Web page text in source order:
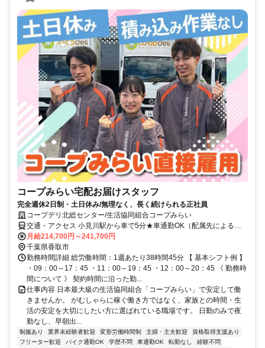
コープみらい宅配お届けスタッフ
完全週休2日制・土日休み/無理なく、長く続けられる正社員
コープデリ北総センター/生活協同組合コープみらい
交通・アクセス 小見川駅から車で5分★車通勤OK（配属先による）
※配属先は、入職時期や各センターの人員状況を踏まえ、本人の希望
を考慮した上で、募集場所を含む通勤可能な範囲のセンターから決定
します。
月給214,700円～241,700円
千葉県香取市
勤務時間詳細 総労働時間：1週あたり38時間45分 【 基本シフト例 】
・09：00～17：45 ・11：00～19：45 ・12：00～20：45 《 勤務時
間について 》 契約時間に沿った勤...
仕事内容 日本最大級の生活協同組合「コープみらい」で安定して働
きませんか。 がむしゃらに稼ぐ働き方ではなく、家族との時間・生
活の安定を大切にしたい方に選ばれている職場です。 日勤のみで夜
勤なし、早朝出...
制服あり 業界未経験者歓迎 変形労働時間制 主婦・主夫歓迎
資格取得支援あり
フリーター歓迎
バイク通勤OK 学歴不問 車通勤OK 転勤なし
経験不問